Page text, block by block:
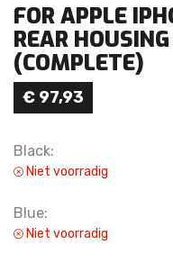
FOR APPLE
REAR
(COMPLETE)
€ 97,93
Black:
Niet voorradig
Blue:
Niet voorradig